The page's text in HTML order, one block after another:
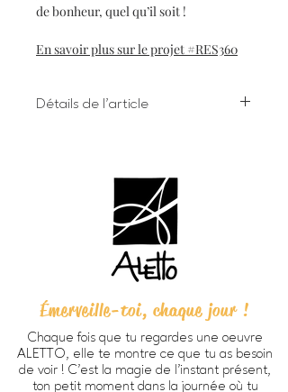
de bonheur, quel qu’il soit !
En savoir plus sur le projet #RES360
Détails de l'article
Dimensions 8 X 10 pouces (203 X
254 cm) incluant bordure
Chaque oeuvre est signée à la main
Papier beaux-arts Verona 250
HD, fini mat lisse, sans acide, 100%
Prête à encadrer -cadre non
inclus
Emballage personnalisé ALETTO
parfait pour offrir en cadeau
Imprimée à Trois-Rivières
Émerveille-toi, chaque jour !
Chaque fois que tu regardes une oeuvre
ALETTO, elle te montre ce que tu as besoin
de voir ! C’est la magie de l’instant présent,
ton petit moment dans la journée où tu